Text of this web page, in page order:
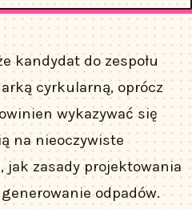
kandydat do zespołu
cyrkularną, oprócz
wykazywać się
na nieoczywiste
jak zasady projektowania
odpadów.